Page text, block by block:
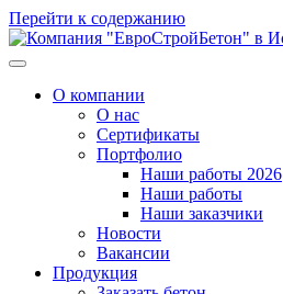
Перейти к содержанию
О компании
О нас
Сертификаты
Портфолио
Наши работы 2026
Наши работы
Наши заказчики
Новости
Вакансии
Продукция